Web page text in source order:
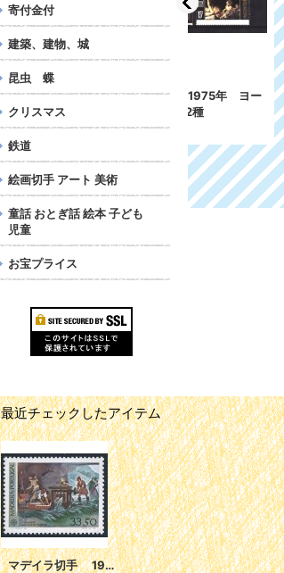
寄付金付
建築、建物、城
昆虫 蝶
クリスマス
鉄道
絵画切手 アート 美術
童話 おとぎ話 絵本 子ども
児童
お宝プライス
マルタ切手 1975年 ヨー
ロッパ切手2種
216円
フィンラン
年 ヨーロ
最近チェックしたアイテム
マデイラ切手 1982年 ヨーロッパ（C.E.P.T.）最初の製糖工場 1種 シート